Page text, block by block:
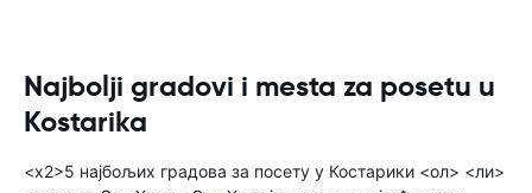
Najbolji gradovi i mesta za posetu u
Kostarika
<х2>5 најбољих градова за посету у Костарики <ол> <ли>